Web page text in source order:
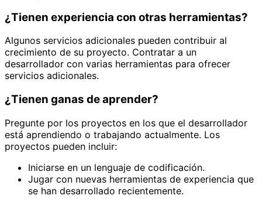
¿Tienen experiencia con otras herramientas?
Algunos servicios adicionales pueden contribuir al
crecimiento de su proyecto. Contratar a un
desarrollador con varias herramientas para ofrecer
servicios adicionales.
¿Tienen ganas de aprender?
Pregunte por los proyectos en los que el desarrollador
está aprendiendo o trabajando actualmente. Los
proyectos pueden incluir:
Iniciarse en un lenguaje de codificación.
Jugar con nuevas herramientas de experiencia que
se han desarrollado recientemente.